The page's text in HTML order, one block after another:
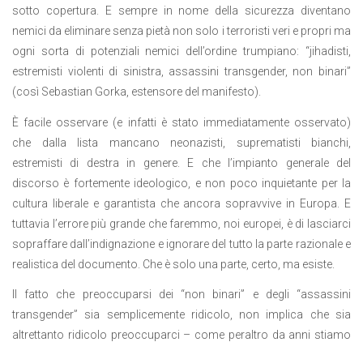
sotto copertura. E sempre in nome della sicurezza diventano
nemici da eliminare senza pietà non solo i terroristi veri e propri ma
ogni sorta di potenziali nemici dell’ordine trumpiano: “jihadisti,
estremisti violenti di sinistra, assassini transgender, non binari”
(così Sebastian Gorka, estensore del manifesto).
È facile osservare (e infatti è stato immediatamente osservato)
che dalla lista mancano neonazisti, suprematisti bianchi,
estremisti di destra in genere. E che l’impianto generale del
discorso è fortemente ideologico, e non poco inquietante per la
cultura liberale e garantista che ancora sopravvive in Europa. E
tuttavia l’errore più grande che faremmo, noi europei, è di lasciarci
sopraffare dall’indignazione e ignorare del tutto la parte razionale e
realistica del documento. Che è solo una parte, certo, ma esiste.
Il fatto che preoccuparsi dei “non binari” e degli “assassini
transgender” sia semplicemente ridicolo, non implica che sia
altrettanto ridicolo preoccuparci – come peraltro da anni stiamo